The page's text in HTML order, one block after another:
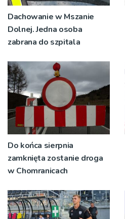
Dachowanie w Mszanie
Dolnej. Jedna osoba
zabrana do szpitala
Do końca sierpnia
zamknięta zostanie droga
w Chomranicach